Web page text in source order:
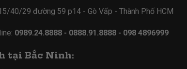
40/29 đường 59 p14 - Gò Vấp - Thành Phố HCM
0989.24.8888 - 0888.91.8888 - 098 4896999
tại Bắc Ninh: